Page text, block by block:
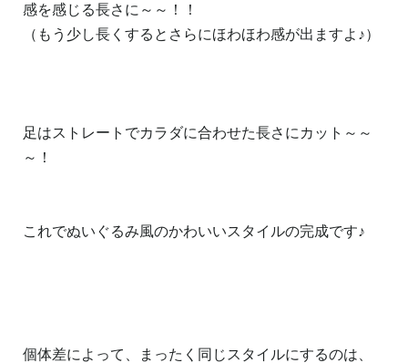
感を感じる長さに～～！！
（もう少し長くするとさらにほわほわ感が出ますよ♪）
足はストレートでカラダに合わせた長さにカット～～
～！
これでぬいぐるみ風のかわいいスタイルの完成です♪
個体差によって、まったく同じスタイルにするのは、